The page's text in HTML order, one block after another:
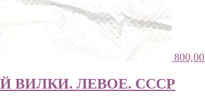
800,00
ВИЛКИ. ЛЕВОЕ. СССР